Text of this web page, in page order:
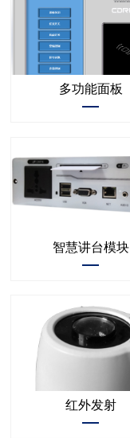
多功能面板
智慧讲台模块
红外发射